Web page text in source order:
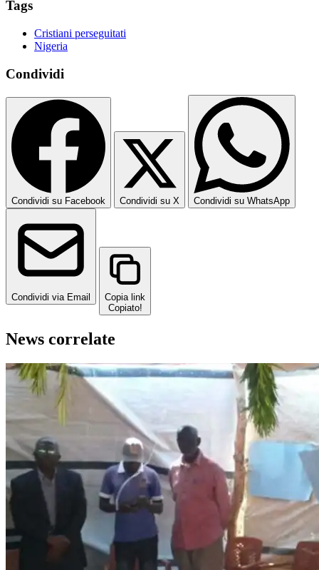
Tags
Cristiani perseguitati
Nigeria
Condividi
Condividi su Facebook Condividi su X Condividi su WhatsApp
Condividi via Email
Copia link
Copiato!
News correlate